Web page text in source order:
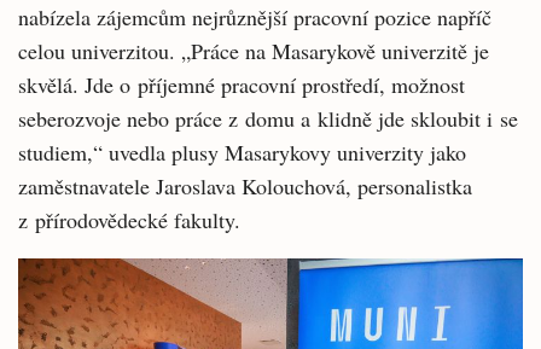
nabízela zájemcům nejrůznější pracovní pozice napříč
celou univerzitou. „Práce na Masarykově univerzitě je
skvělá. Jde o příjemné pracovní prostředí, možnost
seberozvoje nebo práce z domu a klidně jde skloubit i se
studiem,“ uvedla plusy Masarykovy univerzity jako
zaměstnavatele Jaroslava Kolouchová, personalistka
z přírodovědecké fakulty.